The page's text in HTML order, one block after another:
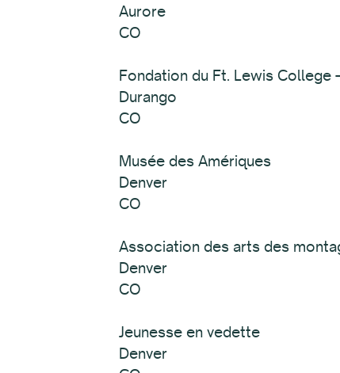
Aurore
CO
Fondation du Ft. Lewis
Durango
CO
Musée des Amériques
Denver
CO
Association des arts des
Denver
CO
Jeunesse en vedette
Denver